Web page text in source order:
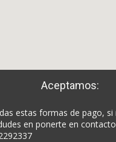
Aceptamos:
estas formas de pago, si
en ponerte en